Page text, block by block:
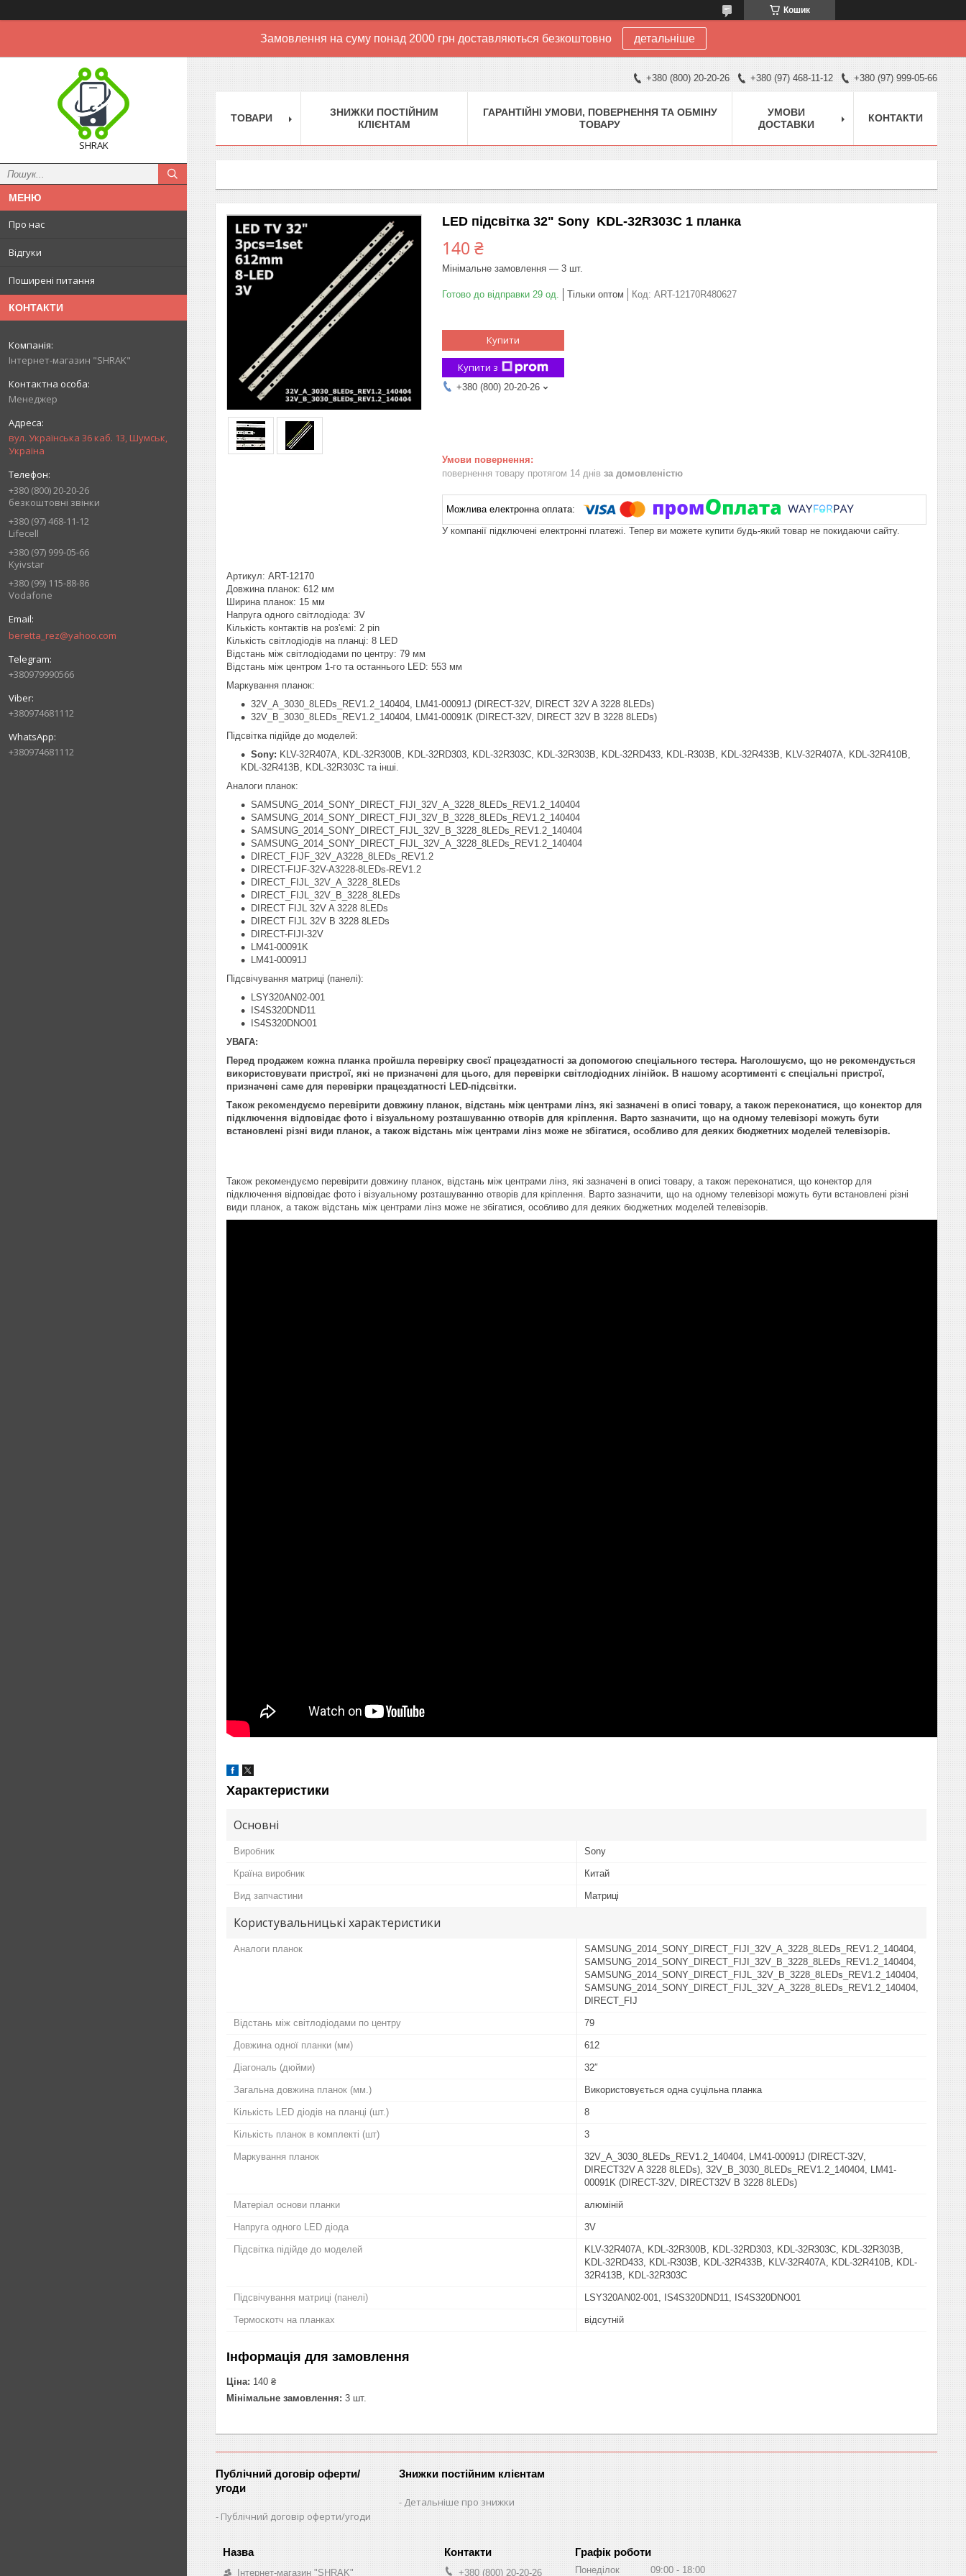
Кошик
Замовлення на суму понад 2000 грн доставляються безкоштовно детальніше
SHRAK
Про нас
Відгуки
Поширені питання
КОНТАКТИ
Інтернет-магазин "SHRAK"
Менеджер
вул. Українська 36 каб. 13, Шумськ,
Україна
+380 (800) 20-20-26
безкоштовні звінки
+380 (97) 468-11-12
Lifecell
+380 (97) 999-05-66
Kyivstar
+380 (99) 115-88-86
Vodafone
beretta_rez@yahoo.com
+380979990566
+380974681112
+380974681112
+380 (800) 20-20-26 +380 (97) 468-11-12 +380 (97) 999-05-66
ТОВАРИ
ЗНИЖКИ ПОСТІЙНИМ
КЛІЄНТАМ
ГАРАНТІЙНІ УМОВИ, ПОВЕРНЕННЯ ТА ОБМІНУ
ТОВАРУ
УМОВИ
ДОСТАВКИ
КОНТАКТИ
LED підсвітка 32" Sony KDL-32R303C 1 планка
140 ₴
Мінімальне замовлення — 3 шт.
Готово до відправки 29 од. Тільки оптом Код: ART-12170R480627
Купити
Купити з
+380 (800) 20-20-26
повернення товару протягом 14 днів за домовленістю
У компанії підключені електронні платежі. Тепер ви можете купити будь-який товар не покидаючи сайту.
Артикул: ART-12170
Довжина планок: 612 мм
Ширина планок: 15 мм
Напруга одного світлодіода: 3V
Кількість контактів на роз'ємі: 2 pin
Кількість світлодіодів на планці: 8 LED
Відстань між світлодіодами по центру: 79 мм
Відстань між центром 1-го та останнього LED: 553 мм
Маркування планок:
32V_A_3030_8LEDs_REV1.2_140404, LM41-00091J (DIRECT-32V, DIRECT 32V A 3228 8LEDs)
32V_B_3030_8LEDs_REV1.2_140404, LM41-00091K (DIRECT-32V, DIRECT 32V B 3228 8LEDs)
Підсвітка підійде до моделей:
Sony: KLV-32R407A, KDL-32R300B, KDL-32RD303, KDL-32R303C, KDL-32R303B, KDL-32RD433, KDL-R303B, KDL-32R433B, KLV-32R407A, KDL-32R410B,
KDL-32R413B, KDL-32R303С та інші.
Аналоги планок:
SAMSUNG_2014_SONY_DIRECT_FIJI_32V_A_3228_8LEDs_REV1.2_140404
SAMSUNG_2014_SONY_DIRECT_FIJI_32V_B_3228_8LEDs_REV1.2_140404
SAMSUNG_2014_SONY_DIRECT_FIJL_32V_B_3228_8LEDs_REV1.2_140404
SAMSUNG_2014_SONY_DIRECT_FIJL_32V_A_3228_8LEDs_REV1.2_140404
DIRECT_FIJF_32V_A3228_8LEDs_REV1.2
DIRECT-FIJF-32V-A3228-8LEDs-REV1.2
DIRECT_FIJL_32V_A_3228_8LEDs
DIRECT_FIJL_32V_B_3228_8LEDs
DIRECT FIJL 32V A 3228 8LEDs
DIRECT FIJL 32V B 3228 8LEDs
DIRECT-FIJI-32V
LM41-00091K
LM41-00091J
Підсвічування матриці (панелі):
LSY320AN02-001
IS4S320DND11
IS4S320DNO01
УВАГА:
Перед продажем кожна планка пройшла перевірку своєї працездатності за допомогою спеціального тестера. Наголошуємо, що не рекомендується
використовувати пристрої, які не призначені для цього, для перевірки світлодіодних лінійок. В нашому асортименті є спеціальні пристрої,
призначені саме для перевірки працездатності LED-підсвітки.
Також рекомендуємо перевірити довжину планок, відстань між центрами лінз, які зазначені в описі товару, а також переконатися, що конектор для
підключення відповідає фото і візуальному розташуванню отворів для кріплення. Варто зазначити, що на одному телевізорі можуть бути
встановлені різні види планок, а також відстань між центрами лінз може не збігатися, особливо для деяких бюджетних моделей телевізорів.
Також рекомендуємо перевірити довжину планок, відстань між центрами лінз, які зазначені в описі товару, а також переконатися, що конектор для
підключення відповідає фото і візуальному розташуванню отворів для кріплення. Варто зазначити, що на одному телевізорі можуть бути встановлені різні
види планок, а також відстань між центрами лінз може не збігатися, особливо для деяких бюджетних моделей телевізорів.
Характеристики
Основні
Виробник Sony
Країна виробник Китай
Вид запчастини Матриці
Користувальницькі характеристики
Аналоги планок
SAMSUNG_2014_SONY_DIRECT_FIJI_32V_A_3228_8LEDs_REV1.2_140404,
SAMSUNG_2014_SONY_DIRECT_FIJI_32V_B_3228_8LEDs_REV1.2_140404,
SAMSUNG_2014_SONY_DIRECT_FIJL_32V_B_3228_8LEDs_REV1.2_140404,
SAMSUNG_2014_SONY_DIRECT_FIJL_32V_A_3228_8LEDs_REV1.2_140404,
DIRECT_FIJ
Відстань між світлодіодами по центру 79
Довжина одної планки (мм) 612
Діагональ (дюйми) 32″
Загальна довжина планок (мм.) Використовується одна суцільна планка
Кількість LED діодів на планці (шт.) 8
Кількість планок в комплекті (шт) 3
Маркування планок
32V_A_3030_8LEDs_REV1.2_140404, LM41-00091J (DIRECT-32V,
DIRECT32V A 3228 8LEDs), 32V_B_3030_8LEDs_REV1.2_140404, LM41-
00091K (DIRECT-32V, DIRECT32V B 3228 8LEDs)
Матеріал основи планки алюміній
Напруга одного LED діода 3V
Підсвітка підійде до моделей
KLV-32R407A, KDL-32R300B, KDL-32RD303, KDL-32R303C, KDL-32R303B,
KDL-32RD433, KDL-R303B, KDL-32R433B, KLV-32R407A, KDL-32R410B, KDL-
32R413B, KDL-32R303С
Підсвічування матриці (панелі) LSY320AN02-001, IS4S320DND11, IS4S320DNO01
Термоскотч на планках відсутній
Інформація для замовлення
Ціна: 140 ₴
Мінімальне замовлення: 3 шт.
Публічний договір оферти/
угоди
Публічний договір оферти/угоди
Знижки постійним клієнтам
Детальніше про знижки
Інтернет-магазин "SHRAK" +380 (800) 20-20-26
Графік роботи
Понеділок 09:00 18:00